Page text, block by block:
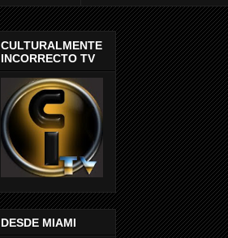
CULTURALMENTE
INCORRECTO TV
DESDE MIAMI